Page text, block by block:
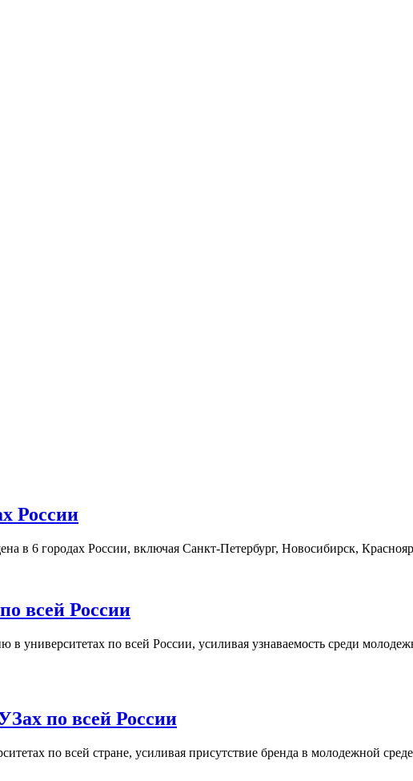
России
в 6 городах России, включая Санкт-Петербург, Новосибирск,
всей России
университетах по всей России, усиливая узнаваемость среди
по всей России
по всей стране, усиливая присутствие бренда в молодежной